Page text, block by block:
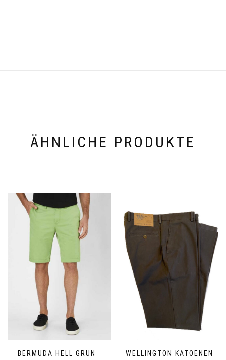
ÄHNLICHE PRODUKTE
BERMUDA HELL GRUN
WELLINGTON KATOENEN